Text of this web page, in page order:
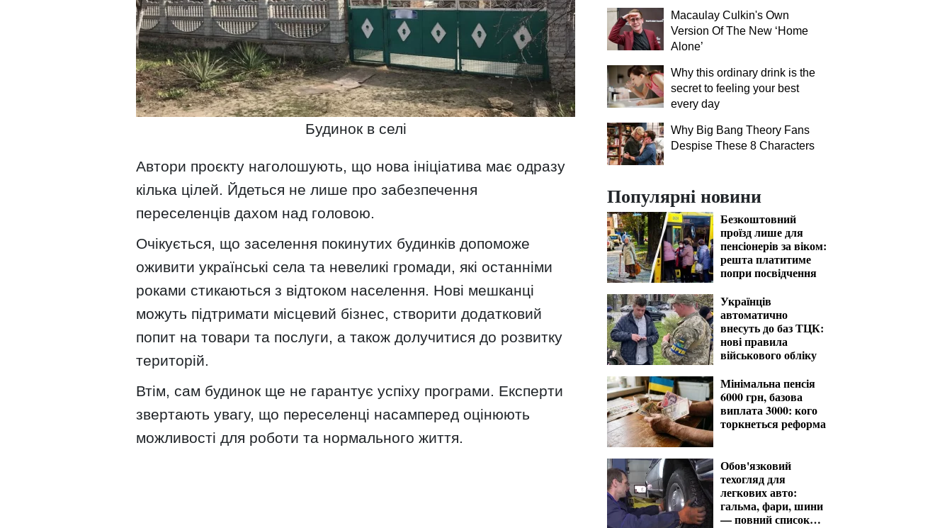
Будинок в селі
Автори проєкту наголошують, що нова ініціатива має одразу
кілька цілей. Йдеться не лише про забезпечення
переселенців дахом над головою.
Очікується, що заселення покинутих будинків допоможе
оживити українські села та невеликі громади, які останніми
роками стикаються з відтоком населення. Нові мешканці
можуть підтримати місцевий бізнес, створити додатковий
попит на товари та послуги, а також долучитися до розвитку
територій.
Втім, сам будинок ще не гарантує успіху програми. Експерти
звертають увагу, що переселенці насамперед оцінюють
можливості для роботи та нормального життя.
Macaulay Culkin's Own
Version Of The New ‘Home
Alone’
Why this ordinary drink is the
secret to feeling your best
every day
Why Big Bang Theory Fans
Despise These 8 Characters
Популярні новини
Безкоштовний
проїзд лише для
пенсіонерів за віком:
решта платитиме
попри посвідчення
Українців
автоматично
внесуть до баз ТЦК:
нові правила
військового обліку
Мінімальна пенсія
6000 грн, базова
виплата 3000: кого
торкнеться реформа
Обов'язковий
техогляд для
легкових авто:
гальма, фари, шини
— повний список